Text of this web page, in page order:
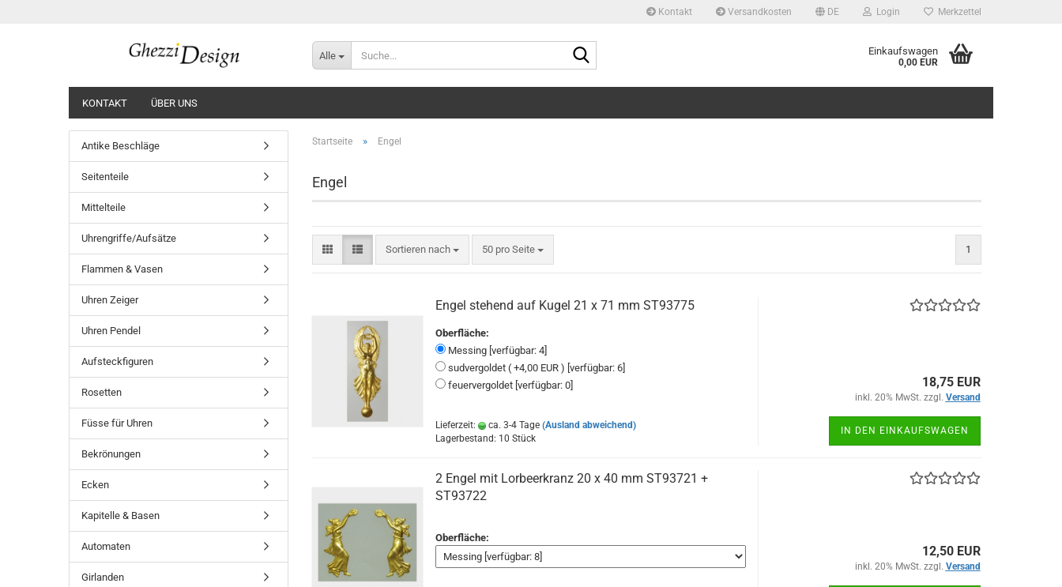
Kontakt Versandkosten DE Login Merkzettel
Alle Einkaufswagen
0,00 EUR
KONTAKT ÜBER UNS
Startseite » Engel
Engel
Sortieren nach
Sortieren nach 50 pro Seite
pro Seite 1
Engel stehend auf Kugel 21 x 71 mm ST93775
Oberfläche:
Messing [verfügbar: 4]
sudvergoldet ( +4,00 EUR ) [verfügbar: 6]
feuervergoldet [verfügbar: 0]
Lieferzeit: ca. 3-4 Tage (Ausland abweichend)
Lagerbestand: 10 Stück
18,75 EUR
inkl. 20% MwSt. zzgl. Versand
IN DEN EINKAUFSWAGEN
2 Engel mit Lorbeerkranz 20 x 40 mm ST93721 +
ST93722
Oberfläche:
12,50 EUR
inkl. 20% MwSt. zzgl. Versand
Antike Beschläge
Seitenteile
Mittelteile
Uhrengriffe/Aufsätze
Flammen & Vasen
Uhren Zeiger
Uhren Pendel
Aufsteckfiguren
Rosetten
Füsse für Uhren
Bekrönungen
Ecken
Kapitelle & Basen
Automaten
Girlanden